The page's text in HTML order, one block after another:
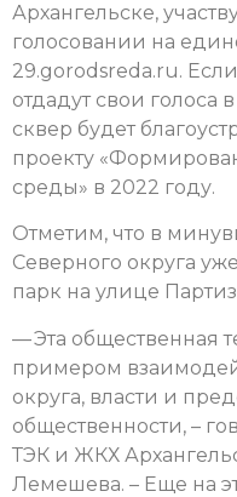
Архангельске,
голосовании на
29.gorodsreda.ru.
отдадут свои голоса
сквер будет
проекту
среды» в 2022 году.
Отметим, что в
Северного округа
парк на улице
— Эта общественная
примером
округа, власти и
общественности, –
ТЭК и ЖКХ
Лемешева. – Еще на